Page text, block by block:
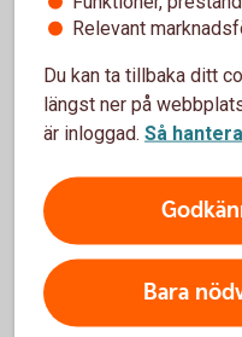
exempel
Om det
underlag
Om företaget
omgående
Särskilt om det
dokumentera så
för att kunna
myndigheter i
Relevant
Du kan ta tillbaka ditt
längst ner på
är inloggad. Så
Bara